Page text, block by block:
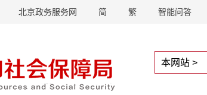
北京政务服务网 简 繁 智能问答